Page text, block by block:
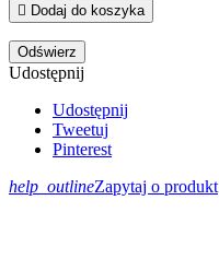
 Dodaj do koszyka
Udostępnij
Udostępnij
Tweetuj
Pinterest
help_outlineZapytaj o produkt